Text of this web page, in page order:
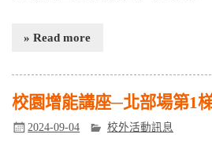
» Read more
校園增能講座─北部場第1
2024-09-04 校外活動訊息